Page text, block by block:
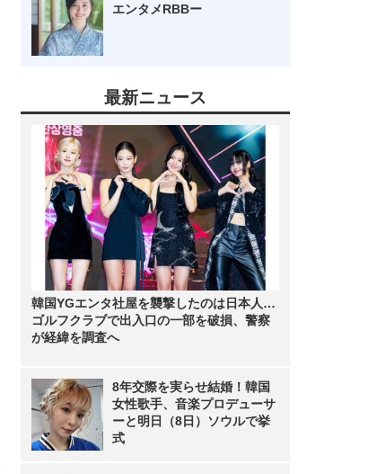
エンタメRBBー
最新ニュース
韓国YGエンタ社屋を襲撃したのは日本人…
ゴルフクラブで出入口の一部を破損、警察
が経緯を調査へ
8年交際を実らせ結婚！韓国
女性歌手、音楽プロデューサ
ーと明日（8日）ソウルで挙
式